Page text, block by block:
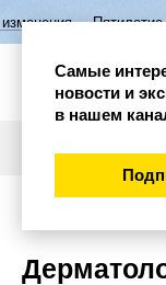
семьи в
Самые
новости и
в нашем